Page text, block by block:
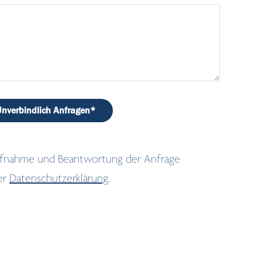
Anfragen*
und Beantwortung der Anfrage
Datenschutzerklärung.